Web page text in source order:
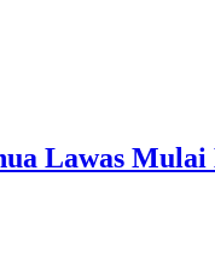
Lawas